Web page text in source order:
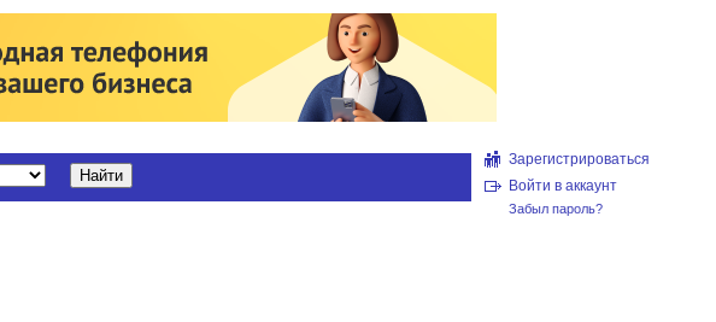
Зарегистрироваться
Войти в аккаунт
Забыл пароль?